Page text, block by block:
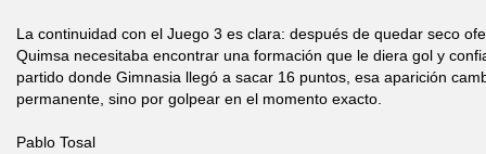
La continuidad con el Juego 3 es clara: después de quedar seco
Quimsa necesitaba encontrar una formación que le diera gol y
partido donde Gimnasia llegó a sacar 16 puntos, esa aparición
permanente, sino por golpear en el momento exacto.
Pablo Tosal